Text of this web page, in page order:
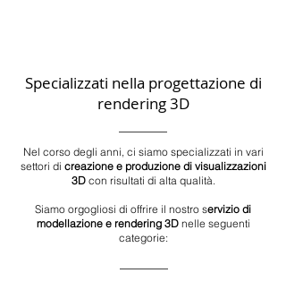
Specializzati nella progettazione di
rendering 3D
Nel corso degli anni, ci siamo specializzati in vari
settori di creazione e produzione di visualizzazioni
3D con risultati di alta qualità.
Siamo orgogliosi di offrire il nostro servizio di
modellazione e rendering 3D nelle seguenti
categorie: